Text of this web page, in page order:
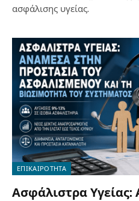
ασφάλισης υγείας.
ΕΠΙΚΑΙΡΟΤΗΤΑ
Ασφάλιστρα Υγείας: